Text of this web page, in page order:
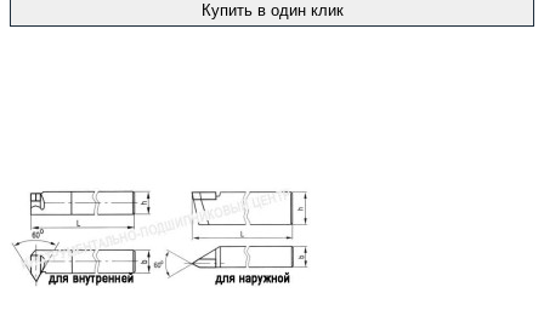
Купить в один клик